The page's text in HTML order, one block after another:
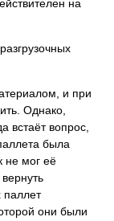
на
и при
Однако,
встаёт вопрос,
была
не мог её
паллет
они были